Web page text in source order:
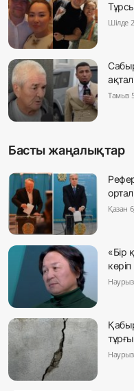
Шілде
Тамыз
Басты жаңалықтар
Қазан
«Бір